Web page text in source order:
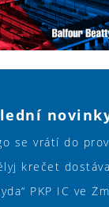
se vrátí do
krečet
PKP IC ve